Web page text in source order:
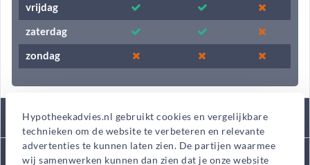
Hypotheekadvies.nl gebruikt cookies en vergelijkbare
technieken om de website te verbeteren en relevante
advertenties te kunnen laten zien. De partijen waarmee
wij samenwerken kunnen dan zien dat je onze website
vrijdag
zaterdag
zondag
Tarieven
Kantooromschrijving